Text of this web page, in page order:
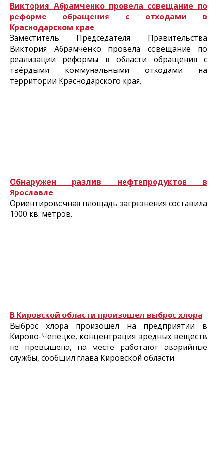
Виктория Абрамченко провела совещание по
реформе обращения с отходами в
Краснодарском крае
Заместитель Председателя Правительства
Виктория Абрамченко провела совещание по
реализации реформы в области обращения с
твёрдыми коммунальными отходами на
территории Краснодарского края.
Обнаружен разлив нефтепродуктов в
Ярославле
Ориентировочная площадь загрязнения составила
1000 кв. метров.
В Кировской области произошел выброс хлора
Выброс хлора произошел на предприятии в
Кирово-Чепецке, концентрация вредных веществ
не превышена, на месте работают аварийные
службы, сообщил глава Кировской области.